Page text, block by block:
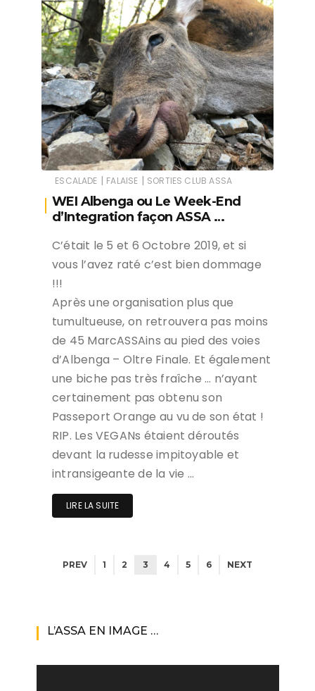
ESCALADE | FALAISE | SORTIES CLUB ASSA
WEI Albenga ou Le Week-End
d’Integration façon ASSA …
C’était le 5 et 6 Octobre 2019, et si
vous l’avez raté c’est bien dommage
!!!
Après une organisation plus que
tumultueuse, on retrouvera pas moins
de 45 MarcASSAins au pied des voies
d’Albenga – Oltre Finale. Et également
une biche pas très fraîche … n’ayant
certainement pas obtenu son
Passeport Orange au vu de son état !
RIP. Les VEGANs étaient déroutés
devant la rudesse impitoyable et
intransigeante de la vie …
LIRE LA SUITE
PREV 1 2 3 4 5 6 NEXT
L’ASSA EN IMAGE …